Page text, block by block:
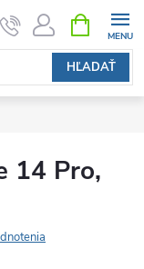
HĽADAŤ
KOŠÍK
14 Pro,